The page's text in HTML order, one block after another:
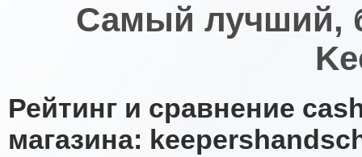
Самый лучший,
Рейтинг и сравнение
магазина: